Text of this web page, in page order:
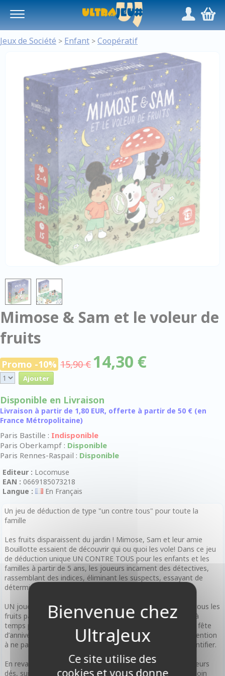
/,
Jeux de Société > Enfant > Coopératif
Mimose & Sam et le voleur de
fruits
Promo -10% 15,90 € 14,30 €
Disponible en Livraison
Livraison à partir de 1,80 EUR, offerte à partir de 50 € (en
France Métropolitaine)
Paris Bastille : Indisponible
Paris Oberkampf : Disponible
Paris Rennes-Raspail : Disponible
Editeur : Locomuse
EAN : 0669185073218
Langue :
En Français
Un jeu de déduction de type "un contre tous" pour toute la
famille
Les fruits disparaissent du jardin ! Mimose, Sam et leur amie
Bouillotte essaient de découvrir qui ou quoi les vole! Dans ce jeu
de déduction unique UN CONTRE TOUS pour les enfants et les
familles à partir de 5 ans, les joueurs incarnent des détectives,
rassemblant des indices, éliminant les suspects, essayant de
déterminer la personne qui vole tous leurs beaux fruits.
UN joueur incarne le voleur de fruits, essayant de trouver tous les
fruits parfaits et de rentrer chez lui sans se faire attraper, à
temps pour préparer une tarte pour tout le monde pour la fête
d’anniversaire de Mimose demain. Le voleur devra faire attention
à ne pas laisser de traces qui aideront les détectives à l’identifier.
En revanche, les détectives devront coopérer et partager leurs
dés, suivre les indices et planifier leurs mouvements avec soin
Ce site utilise des
cookies et vous donne